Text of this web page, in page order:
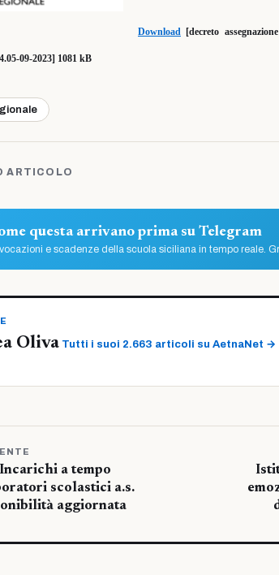
Download [decreto
09-2023] 1081 kB
ARTICOLO
questa arrivano prima su Telegram
e scadenze della scuola siciliana in tempo reale.
Oliva Tutti i suoi 2.663 articoli su AetnaNet →
a tempo
scolastici a.s.
aggiornata